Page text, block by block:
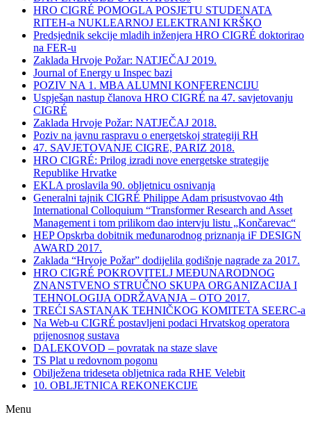
HRO CIGRÉ POMOGLA POSJETU STUDENATA
RITEH-a NUKLEARNOJ ELEKTRANI KRŠKO
Predsjednik sekcije mladih inženjera HRO CIGRÉ doktorirao
na FER-u
Zaklada Hrvoje Požar: NATJEČAJ 2019.
Journal of Energy u Inspec bazi
POZIV NA 1. MBA ALUMNI KONFERENCIJU
Uspješan nastup članova HRO CIGRÉ na 47. savjetovanju
CIGRÉ
Zaklada Hrvoje Požar: NATJEČAJ 2018.
Poziv na javnu raspravu o energetskoj strategiji RH
47. SAVJETOVANJE CIGRE, PARIZ 2018.
HRO CIGRÉ: Prilog izradi nove energetske strategije
Republike Hrvatke
EKLA proslavila 90. obljetnicu osnivanja
Generalni tajnik CIGRÉ Philippe Adam prisustvovao 4th
International Colloquium “Transformer Research and Asset
Management i tom prilikom dao intervju listu „Končarevac“
HEP Opskrba dobitnik međunarodnog priznanja iF DESIGN
AWARD 2017.
Zaklada “Hrvoje Požar” dodijelila godišnje nagrade za 2017.
HRO CIGRÉ POKROVITELJ MEĐUNARODNOG
ZNANSTVENO STRUČNO SKUPA ORGANIZACIJA I
TEHNOLOGIJA ODRŽAVANJA – OTO 2017.
TREĆI SASTANAK TEHNIČKOG KOMITETA SEERC-a
Na Web-u CIGRÉ postavljeni podaci Hrvatskog operatora
prijenosnog sustava
DALEKOVOD – povratak na staze slave
TS Plat u redovnom pogonu
Obilježena trideseta obljetnica rada RHE Velebit
10. OBLJETNICA REKONEKCIJE
Menu